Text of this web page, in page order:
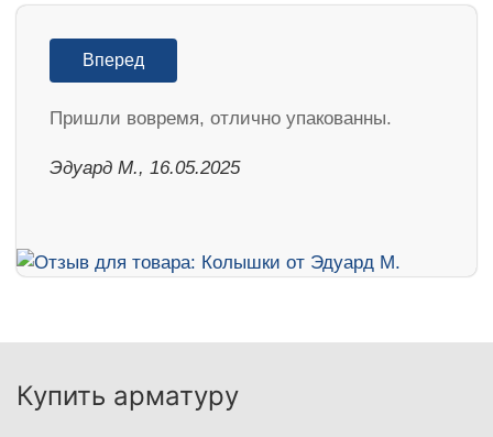
Вперед
Пришли вовремя, отлично упакованны.
Эдуард М., 16.05.2025
Купить арматуру